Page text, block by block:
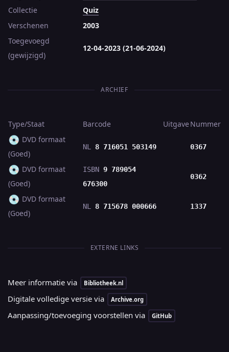
Collectie
Quiz
Verschenen
2003
Toegevoegd
(gewijzigd)
12-04-2023 (21-06-2024)
ARCHIEF
Type/Staat Barcode UitgaveNummer
💿 DVD formaat
(Goed)
NL 8 716051 503149 0367
💿 DVD formaat
(Goed)
ISBN 9 789054
676300
0362
💿 DVD formaat
(Goed)
NL 8 715678 000666 1337
EXTERNE LINKS
Meer informatie via Bibliotheek.nl
Digitale volledige versie via Archive.org
Aanpassing/toevoeging voorstellen via GitHub